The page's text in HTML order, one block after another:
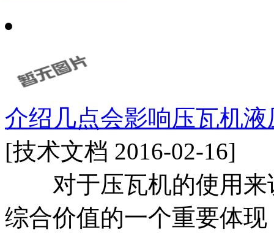
介绍几点会影响压瓦机
[技术文档 2016-02-16]
对于压瓦机的使用来
综合价值的一个重要体